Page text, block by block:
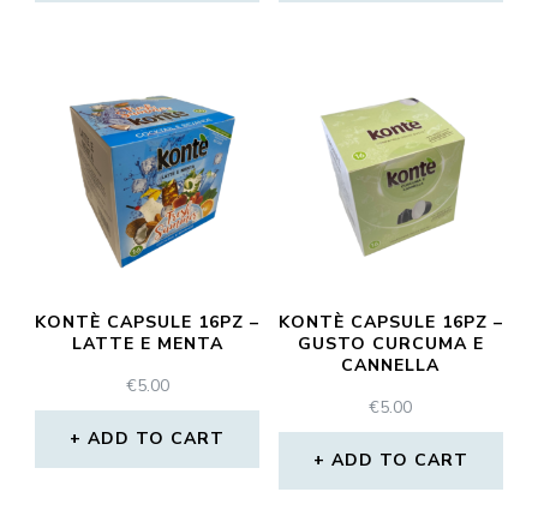
KONTÈ CAPSULE 16PZ –
LATTE E MENTA
€5.00
ADD TO CART
KONTÈ CAPSULE 16PZ –
GUSTO CURCUMA E
CANNELLA
€5.00
ADD TO CART